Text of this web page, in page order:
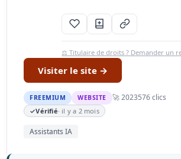
⚖️ Titulaire de droits ? Demander un
Visiter le site →
FREEMIUM WEBSITE 🚀 2023576 clics
✓Vérifié· il y a 2 mois
Assistants IA